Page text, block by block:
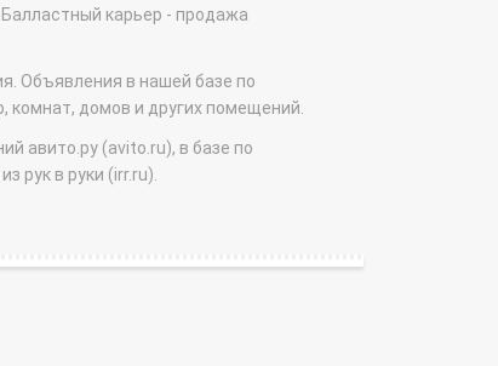
карьер - продажа
Объявления в нашей базе по
комнат, домов и других помещений.
авито.ру (avito.ru), в базе по
рук в руки (irr.ru).